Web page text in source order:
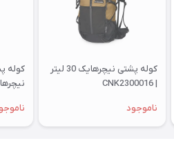
کوله پشتی نیچرهایک 30 لیتر
| CNK2300016
ناموجود
کوله